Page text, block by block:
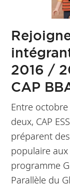
2016 /
CAP
Entre
deux, CAP
préparent
populaire
programme
Parallèle du